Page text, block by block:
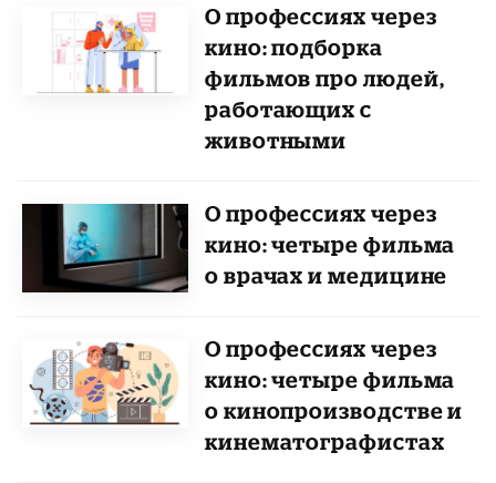
О профессиях через
кино: подборка
фильмов про людей,
работающих с
животными
О профессиях через
кино: четыре фильма
о врачах и медицине
О профессиях через
кино: четыре фильма
о кинопроизводстве и
кинематографистах